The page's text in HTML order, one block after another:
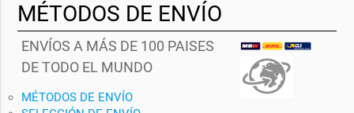
MÉTODOS DE ENVÍO
ENVÍOS A MÁS DE 100 PAISES
DE TODO EL MUNDO
MÉTODOS DE ENVÍO